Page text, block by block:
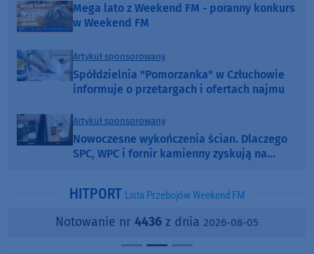
Mega lato z Weekend FM - poranny konkurs
w Weekend FM
Artykuł sponsorowany
Spółdzielnia "Pomorzanka" w Człuchowie
informuje o przetargach i ofertach najmu
Artykuł sponsorowany
Nowoczesne wykończenia ścian. Dlaczego
SPC, WPC i fornir kamienny zyskują na
HITPORT Lista Przebojów Weekend FM
Notowanie nr 4436 z dnia 2026-08-05